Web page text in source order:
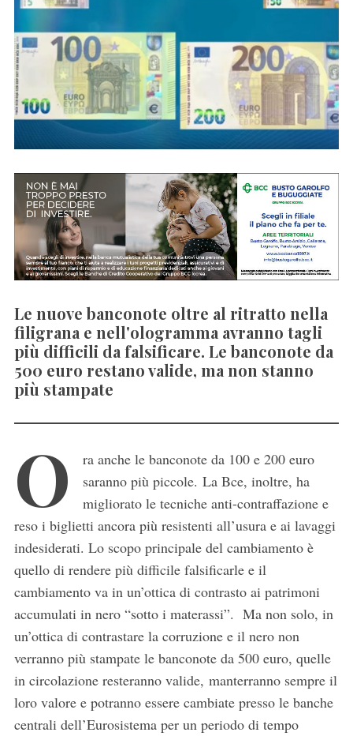
Le nuove banconote oltre al ritratto nella
filigrana e nell'ologramma avranno tagli
più difficili da falsificare. Le banconote da
500 euro restano valide, ma non stanno
più stampate
O
ra anche le banconote da 100 e 200 euro
saranno più piccole. La Bce, inoltre, ha
migliorato le tecniche anti-contraffazione e
reso i biglietti ancora più resistenti all’usura e ai lavaggi
indesiderati. Lo scopo principale del cambiamento è
quello di rendere più difficile falsificarle e il
cambiamento va in un’ottica di contrasto ai patrimoni
accumulati in nero “sotto i materassi”. Ma non solo, in
un’ottica di contrastare la corruzione e il nero non
verranno più stampate le banconote da 500 euro, quelle
in circolazione resteranno valide, manterranno sempre il
loro valore e potranno essere cambiate presso le banche
centrali dell’Eurosistema per un periodo di tempo